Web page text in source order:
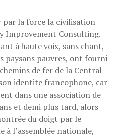
par la force la civilisation
Improvement Consulting.
à haute voix, sans chant,
paysans pauvres, ont fourni
de fer de la Central
identite francophone, car
dans une association de
et demi plus tard, alors
du doigt par le
l’assemblée nationale,